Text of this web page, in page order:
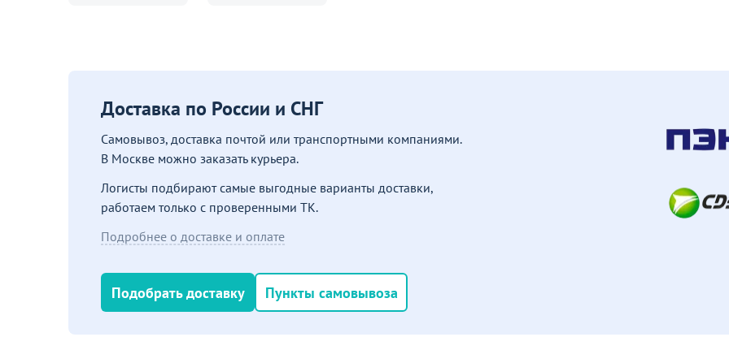
Доставка по России и СНГ
Самовывоз, доставка почтой или транспортными компаниями.
В Москве можно заказать курьера.
Логисты подбирают самые выгодные варианты доставки,
работаем только с проверенными ТК.
Подробнее о доставке и оплате
Подобрать доставку Пункты самовывоза